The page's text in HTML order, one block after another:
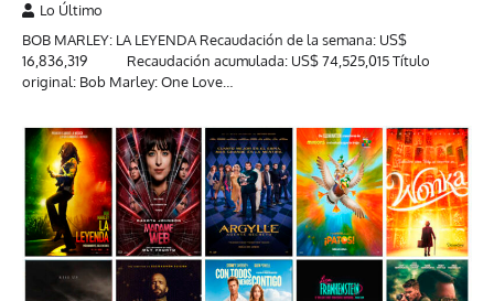
Lo Último
BOB MARLEY: LA LEYENDA Recaudación de la semana: US$
16,836,319 Recaudación acumulada: US$ 74,525,015 Título
original: Bob Marley: One Love…